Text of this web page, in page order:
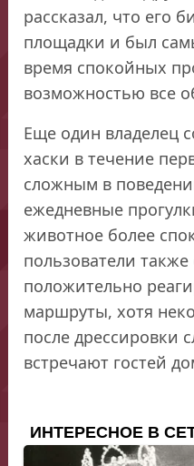
рассказал, что его
площадки и был
время спокойных
возможностью все
Еще один владелец
хаски в течение
сложным в
ежедневные
животное более
пользователи
положительно
маршруты, хотя
после дрессировки
встречают гостей